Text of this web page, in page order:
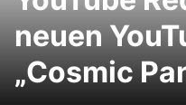
neuen
„Cosmic